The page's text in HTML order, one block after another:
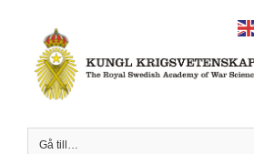
innehållet
Gå till…